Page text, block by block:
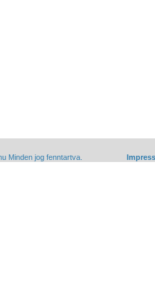
Minden jog fenntartva.